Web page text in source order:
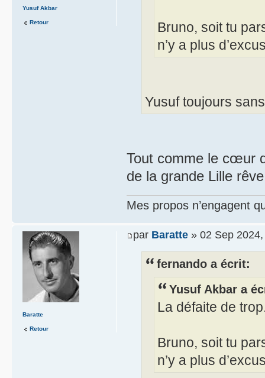
Bruno, soit tu
n’y a plus
Yusuf toujours
Tout comme le cœur
de la grande Lille
Mes propos n’engagent
Yusuf Akbar
Retour
par Baratte » 02 Sep
fernando a écrit:
Yusuf Akbar a
La défaite de
Bruno, soit tu
n’y a plus
Baratte
Retour